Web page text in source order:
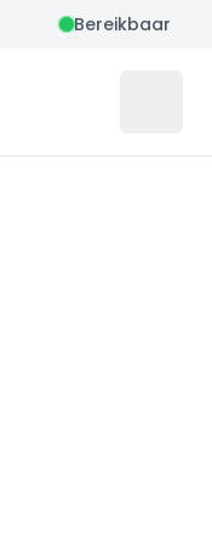
Bereikbaar